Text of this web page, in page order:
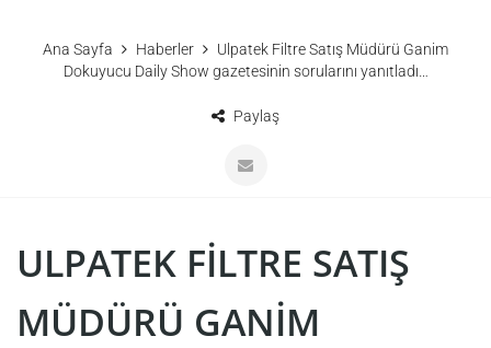
Ana Sayfa Haberler
Ulpatek Filtre Satış Müdürü Ganim
Dokuyucu Daily Show gazetesinin sorularını yanıtladı…
Paylaş
ULPATEK FILTRE SATIŞ
MÜDÜRÜ GANIM